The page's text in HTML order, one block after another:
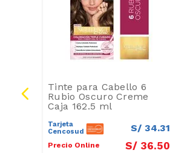
Tinte para Cabello 6
Rubio Oscuro Creme
Caja 162.5 ml
Tarjeta
Cencosud
S/ 34.31
Precio Online S/ 36.50